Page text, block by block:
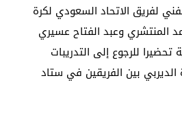
لفريق الاتحاد السعودي لكرة
المنتشري وعبد الفتاح عسيري
تحضيرا للرجوع إلى التدريبات
بين الفريقين في ستاد